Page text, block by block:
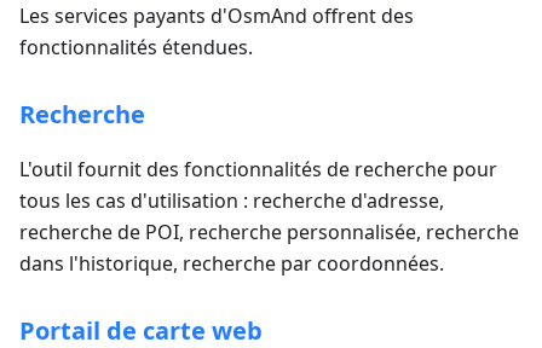
Les services payants d'OsmAnd offrent des
fonctionnalités étendues.
Recherche
L'outil fournit des fonctionnalités de recherche pour
tous les cas d'utilisation : recherche d'adresse,
recherche de POI, recherche personnalisée, recherche
dans l'historique, recherche par coordonnées.
Portail de carte web